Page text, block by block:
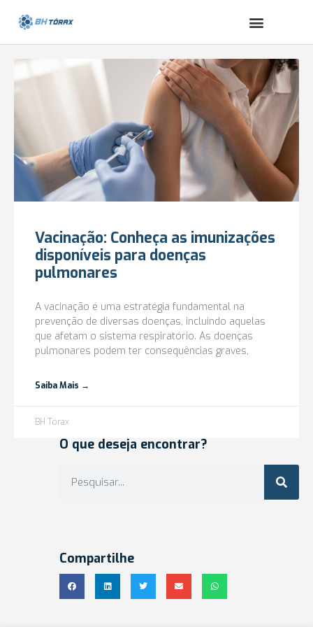
Vacinação: Conheça as imunizações
disponíveis para doenças
pulmonares
A vacinação é uma estratégia fundamental na
prevenção de diversas doenças, incluindo aquelas
que afetam o sistema respiratório. As doenças
pulmonares podem ter consequências graves,
Saiba Mais →
BH Tórax
O que deseja encontrar?
Compartilhe